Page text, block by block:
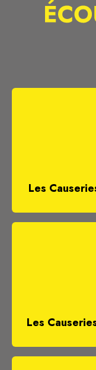
Les
Les